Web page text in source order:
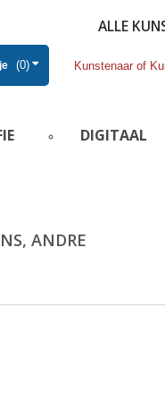
ALLE
(0)
DIGITAAL
ANDRE